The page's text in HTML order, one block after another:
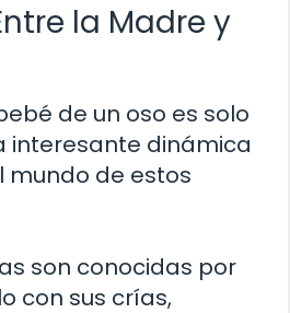
la Madre y
de un oso es solo
interesante dinámica
mundo de estos
son conocidas por
con sus crías,